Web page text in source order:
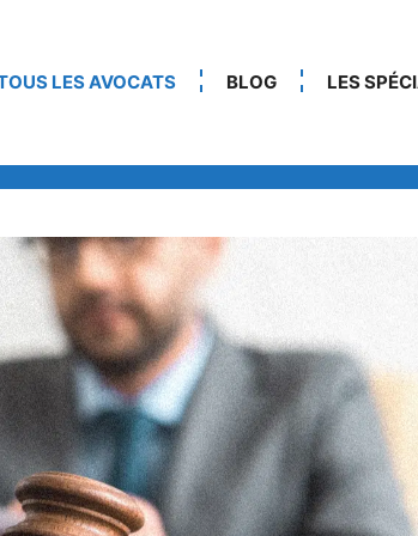
LES AVOCATS BLOG LES